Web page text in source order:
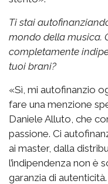
Ti stai
mondo della musica.
completamente
tuoi brani?
«Sì, mi autofinanzio
fare una menzione
Daniele Alluto, che
passione. Ci
ai master, dalla
l’indipendenza non è
garanzia di